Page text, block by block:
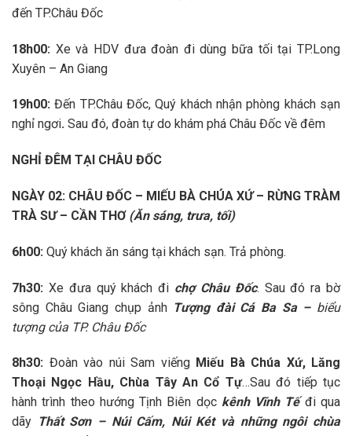
đến TP.Châu Đốc
18h00: Xe và HDV đưa đoàn đi dùng bữa tối tại TP.Long
Xuyên – An Giang
19h00:Đến TP.Châu Đốc, Quý khách nhận phòng khách sạn
nghỉ ngơi. Sau đó, đoàn tự do khám phá Châu Đốc về đêm
NGHỈ ĐÊM TẠI CHÂU ĐỐC
NGÀY 02: CHÂU ĐỐC – MIẾU BÀ CHÚA XỨ – RỪNG TRÀM
TRÀ SƯ – CẦN THƠ (Ăn sáng, trưa, tối)
6h00: Quý khách ăn sáng tại khách sạn. Trả phòng.
7h30: Xe đưa quý khách đi chợ Châu Đốc. Sau đó ra bờ
sông Châu Giang chụp ảnh Tượng đài Cá Ba Sa – biểu
tượng của TP. Châu Đốc
8h30: Đoàn vào núi Sam viếng Miếu Bà Chúa Xứ, Lăng
Thoại Ngọc Hầu, Chùa Tây An Cổ Tự…Sau đó tiếp tục
hành trình theo hướng Tịnh Biên dọc kênh Vĩnh Tế đi qua
dãy Thất Sơn – Núi Cấm, Núi Két và những ngôi chùa